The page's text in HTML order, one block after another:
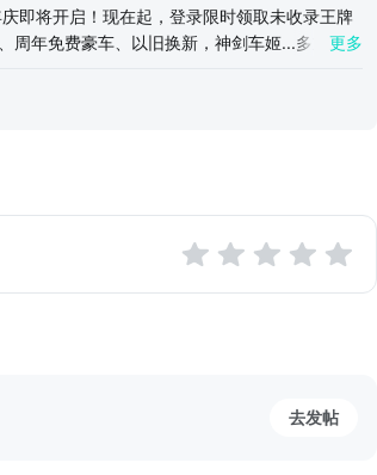
拥有专属大招！大招一开，你就是王牌！...
即将开启！现在起，登录限时领取未收录王牌
周年免费豪车、以旧换新，神剑车姬...多重惊喜
代，我们曾为“旋风冲锋龙卷风”而激动不已。
漂移；也曾震撼于飞车追逐的铁骨柔情；也曾
速度与激情。 《王牌竞速》赛事筹办组
更多
去发帖